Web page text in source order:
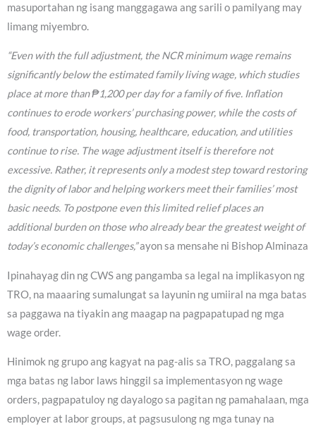
masuportahan ng isang manggagawa ang sarili o pamilyang may
limang miyembro.
“Even with the full adjustment, the NCR minimum wage remains
significantly below the estimated family living wage, which studies
place at more than ₱1,200 per day for a family of five. Inflation
continues to erode workers’ purchasing power, while the costs of
food, transportation, housing, healthcare, education, and utilities
continue to rise. The wage adjustment itself is therefore not
excessive. Rather, it represents only a modest step toward restoring
the dignity of labor and helping workers meet their families’ most
basic needs. To postpone even this limited relief places an
additional burden on those who already bear the greatest weight of
today’s economic challenges,”ayon sa mensahe ni Bishop Alminaza
Ipinahayag din ng CWS ang pangamba sa legal na implikasyon ng
TRO, na maaaring sumalungat sa layunin ng umiiral na mga batas
sa paggawa na tiyakin ang maagap na pagpapatupad ng mga
wage order.
Hinimok ng grupo ang kagyat na pag-alis sa TRO, paggalang sa
mga batas ng labor laws hinggil sa implementasyon ng wage
orders, pagpapatuloy ng dayalogo sa pagitan ng pamahalaan, mga
employer at labor groups, at pagsusulong ng mga tunay na